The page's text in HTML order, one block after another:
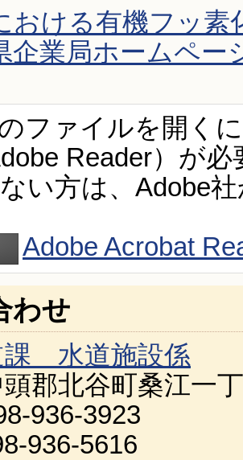
おける有機フッ
企業局ホームペ
ファイルを開く
Reader）が必
い方は、Adobe
Adobe Acrobat
わせ
課 水道施設係
郡北谷町桑江一
936-3923
936-5616